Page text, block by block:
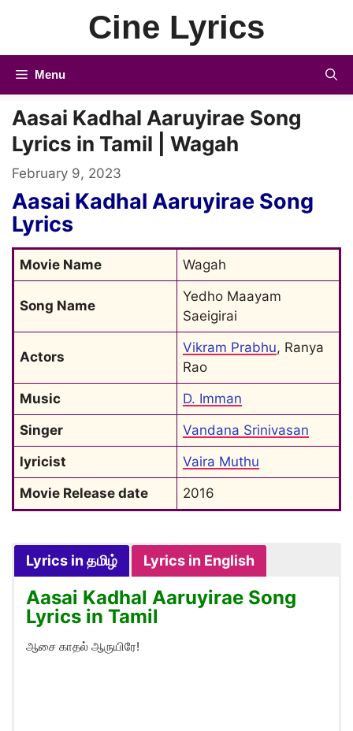
Cine Lyrics
Menu
Aasai Kadhal Aaruyirae Song
Lyrics in Tamil | Wagah
February 9, 2023
Aasai Kadhal Aaruyirae Song
Lyrics
Movie Name Wagah
Song Name
Yedho Maayam
Saeigirai
Actors
Vikram Prabhu, Ranya
Rao
Music
D. Imman
Singer
Vandana Srinivasan
lyricist
Vaira Muthu
Movie Release date
2016
Lyrics in தமிழ் Lyrics in English
Aasai Kadhal Aaruyirae Song
Lyrics in Tamil
ஆசை காதல் ஆருயிரே!